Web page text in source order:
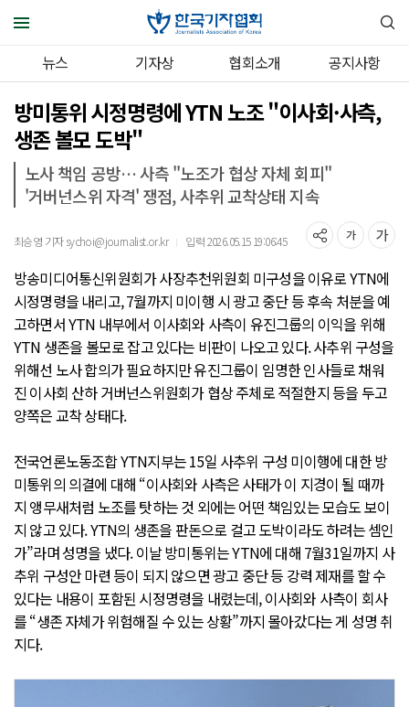
뉴스 기자상 협회소개 공지사항
방미통위 시정명령에 YTN 노조 "이사회·사측,
생존 볼모 도박"
노사 책임 공방… 사측 "노조가 협상 자체 회피"
'거버넌스위 자격' 쟁점, 사추위 교착상태 지속
최승영 기자 sychoi@journalist.or.kr ｜ 입력 2026.05.15 19:06:45
방송미디어통신위원회가 사장추천위원회 미구성을 이유로 YTN에
시정명령을 내리고, 7월까지 미이행 시 광고 중단 등 후속 처분을 예
고하면서 YTN 내부에서 이사회와 사측이 유진그룹의 이익을 위해
YTN 생존을 볼모로 잡고 있다는 비판이 나오고 있다. 사추위 구성을
위해선 노사 합의가 필요하지만 유진그룹이 임명한 인사들로 채워
진 이사회 산하 거버넌스위원회가 협상 주체로 적절한지 등을 두고
양쪽은 교착 상태다.
전국언론노동조합 YTN지부는 15일 사추위 구성 미이행에 대한 방
미통위의 의결에 대해 “이사회와 사측은 사태가 이 지경이 될 때까
지 앵무새처럼 노조를 탓하는 것 외에는 어떤 책임있는 모습도 보이
지 않고 있다. YTN의 생존을 판돈으로 걸고 도박이라도 하려는 셈인
가”라며 성명을 냈다. 이날 방미통위는 YTN에 대해 7월31일까지 사
추위 구성안 마련 등이 되지 않으면 광고 중단 등 강력 제재를 할 수
있다는 내용이 포함된 시정명령을 내렸는데, 이사회와 사측이 회사
를 “생존 자체가 위험해질 수 있는 상황”까지 몰아갔다는 게 성명 취
지다.